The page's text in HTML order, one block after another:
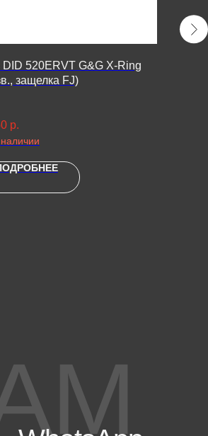
DID 520ERVT G&G X-Ring
защелка FJ)
р.